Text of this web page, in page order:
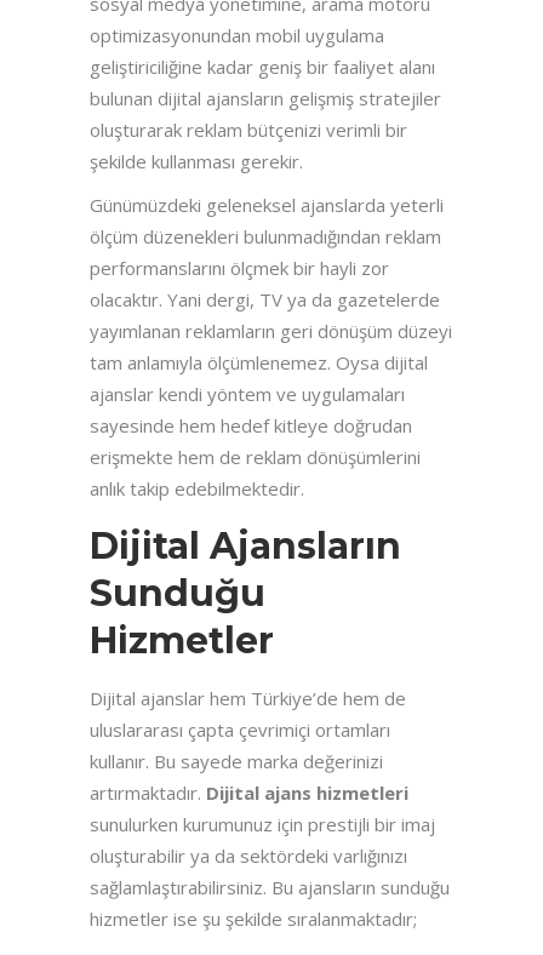
optimizasyonundan mobil uygulama
geliştiriciliğine kadar geniş bir faaliyet alanı
bulunan dijital ajansların gelişmiş stratejiler
oluşturarak reklam bütçenizi verimli bir
şekilde kullanması gerekir.
Günümüzdeki geleneksel ajanslarda yeterli
ölçüm düzenekleri bulunmadığından reklam
performanslarını ölçmek bir hayli zor
olacaktır. Yani dergi, TV ya da gazetelerde
yayımlanan reklamların geri dönüşüm düzeyi
tam anlamıyla ölçümlenemez. Oysa dijital
ajanslar kendi yöntem ve uygulamaları
sayesinde hem hedef kitleye doğrudan
erişmekte hem de reklam dönüşümlerini
anlık takip edebilmektedir.
Dijital Ajansların
Sunduğu
Hizmetler
Dijital ajanslar hem Türkiye’de hem de
uluslararası çapta çevrimiçi ortamları
kullanır. Bu sayede marka değerinizi
artırmaktadır. Dijital ajans hizmetleri
sunulurken kurumunuz için prestijli bir imaj
oluşturabilir ya da sektördeki varlığınızı
sağlamlaştırabilirsiniz. Bu ajansların sunduğu
hizmetler ise şu şekilde sıralanmaktadır;